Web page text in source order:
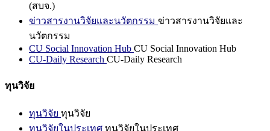
(สบจ.)
ข่าวสารงานวิจัยและนวัตกรรม ข่าวสารงานวิจัยและ
นวัตกรรม
CU Social Innovation Hub CU Social Innovation Hub
CU-Daily Research CU-Daily Research
ทุนวิจัย
ทุนวิจัย ทุนวิจัย
ทุนวิจัยในประเทศ ทุนวิจัยในประเทศ